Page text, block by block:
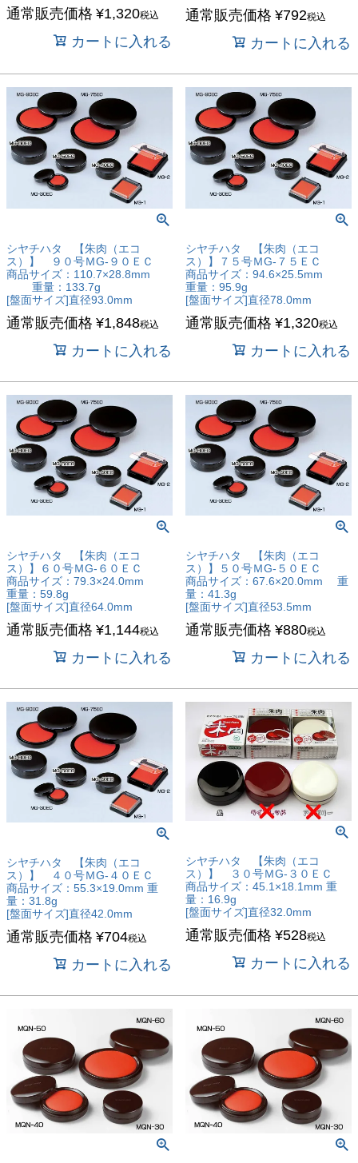
通常販売価格 ¥1,320税込
カートに入れる
通常販売価格 ¥792税込
カートに入れる
シヤチハタ 【朱肉（エコ
ス）】 ９０号ＭG-９０ＥＣ
商品サイズ：110.7×28.8mm
重量：133.7g
[盤面サイズ]直径93.0mm
通常販売価格 ¥1,848税込
カートに入れる
シヤチハタ 【朱肉（エコ
ス）】７５号ＭG-７５ＥＣ
商品サイズ：94.6×25.5mm
重量：95.9g
[盤面サイズ]直径78.0mm
通常販売価格 ¥1,320税込
カートに入れる
シヤチハタ 【朱肉（エコ
ス）】６０号ＭG-６０ＥＣ
商品サイズ：79.3×24.0mm
重量：59.8g
[盤面サイズ]直径64.0mm
通常販売価格 ¥1,144税込
カートに入れる
シヤチハタ 【朱肉（エコ
ス）】５０号ＭG-５０ＥＣ
商品サイズ：67.6×20.0mm 重
量：41.3g
[盤面サイズ]直径53.5mm
通常販売価格 ¥880税込
カートに入れる
シヤチハタ 【朱肉（エコ
ス）】 ４０号ＭG-４０ＥＣ
商品サイズ：55.3×19.0mm 重
量：31.8g
[盤面サイズ]直径42.0mm
通常販売価格 ¥704税込
カートに入れる
シヤチハタ 【朱肉（エコ
ス）】 ３０号ＭG-３０ＥＣ
商品サイズ：45.1×18.1mm 重
量：16.9g
[盤面サイズ]直径32.0mm
通常販売価格 ¥528税込
カートに入れる